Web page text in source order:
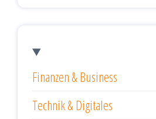
Finanzen & Business
Technik & Digitales